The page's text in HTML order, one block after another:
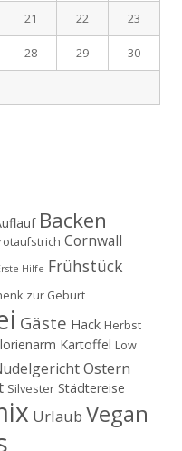
21 22 23
28 29 30
Backen
Cornwall
Hilfe Frühstück
zur Geburt
Gäste Hack Herbst
Kartoffel Low
Ostern
Silvester Städtereise
Urlaub Vegan